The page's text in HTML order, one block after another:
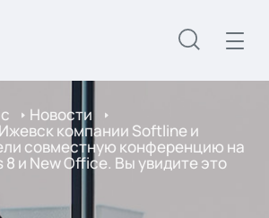
Новости
компании Softline и
совместную конференцию на
8 и New Office. Вы увидите это